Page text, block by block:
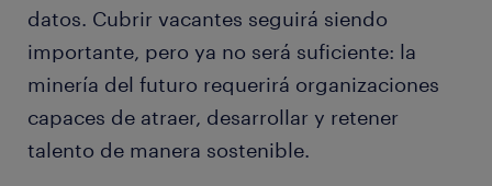
datos. Cubrir vacantes seguirá siendo
importante, pero ya no será suficiente: la
minería del futuro requerirá organizaciones
capaces de atraer, desarrollar y retener
talento de manera sostenible.